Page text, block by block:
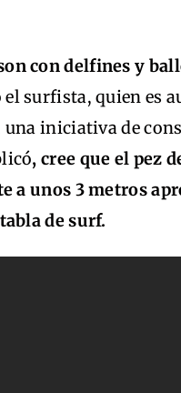
con delfines y
surfista, quien es
iniciativa de
, cree que el pez
a unos 3 metros
de surf.